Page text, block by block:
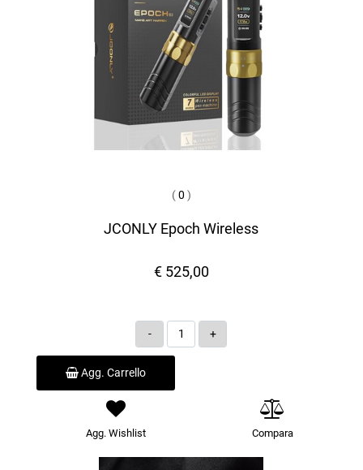
(0 )
JCONLY Epoch Wireless
€ 525,00
Quantità
Agg. Carrello
Agg. Wishlist Compara